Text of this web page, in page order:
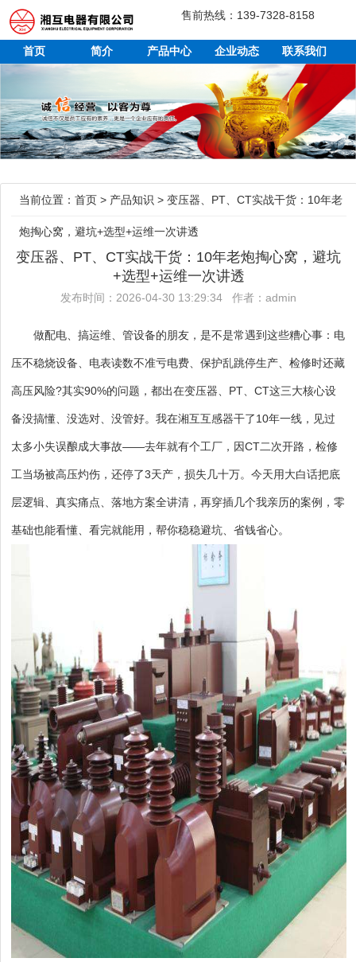
售前热线：139-7328-8158
首页 简介 产品中心 企业动态 联系我们
当前位置：首页 > 产品知识 >变压器、PT、CT实战干货：10年老
炮掏心窝，避坑+选型+运维一次讲透
变压器、PT、CT实战干货：10年老炮掏心窝，避坑
+选型+运维一次讲透
发布时间：2026-04-30 13:29:34 作者：admin
做配电、搞运维、管设备的朋友，是不是常遇到这些糟心事：电
压不稳烧设备、电表读数不准亏电费、保护乱跳停生产、检修时还藏
高压风险?其实90%的问题，都出在变压器、PT、CT这三大核心设
备没搞懂、没选对、没管好。我在湘互互感器干了10年一线，见过
太多小失误酿成大事故——去年就有个工厂，因CT二次开路，检修
工当场被高压灼伤，还停了3天产，损失几十万。今天用大白话把底
层逻辑、真实痛点、落地方案全讲清，再穿插几个我亲历的案例，零
基础也能看懂、看完就能用，帮你稳稳避坑、省钱省心。